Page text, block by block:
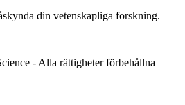
din vetenskapliga forskning.
- Alla rättigheter förbehållna